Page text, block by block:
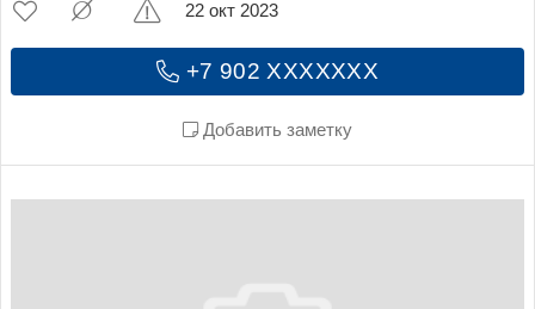
+7 902 XXXXXXX
Добавить заметку
22 окт 2023